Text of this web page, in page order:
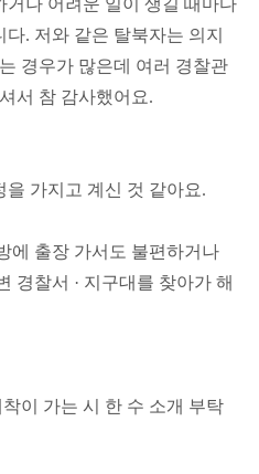
. 저와 같은 탈북자는 의지
경우가 많은데 여러 경찰관
서 참 감사했어요.
가지고 계신 것 같아요.
에 출장 가서도 불편하거나
경찰서 · 지구대를 찾아가 해
이 가는 시 한 수 소개 부탁